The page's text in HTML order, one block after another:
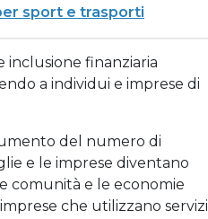
sport e trasporti
inclusione finanziaria
a individui e imprese di
del numero di
e le imprese diventano
comunità e le economie
che utilizzano servizi